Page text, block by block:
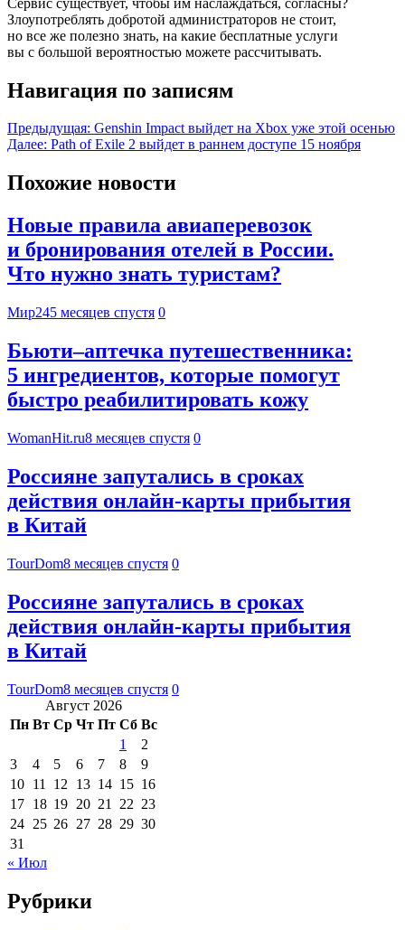
Злоупотреблять добротой администраторов не стоит,
но все же полезно знать, на какие бесплатные услуги
вы с большой вероятностью можете рассчитывать.
Навигация по записям
Предыдущая: Genshin Impact выйдет на Xbox уже этой осенью
Далее: Path of Exile 2 выйдет в раннем доступе 15 ноября
Похожие новости
Новые правила авиаперевозок
и бронирования отелей в России.
Что нужно знать туристам?
Мир245 месяцев спустя 0
Бьюти–аптечка путешественника:
5 ингредиентов, которые помогут
быстро реабилитировать кожу
WomanHit.ru8 месяцев спустя 0
Россияне запутались в сроках
действия онлайн-карты прибытия
в Китай
TourDom8 месяцев спустя 0
Россияне запутались в сроках
действия онлайн-карты прибытия
в Китай
TourDom8 месяцев спустя 0
Август 2026
Пн Вт Ср Чт Пт Сб Вс
1
2
3
4 5 6 7 8
9
10 11 12 13 14 15 16
17 18 19 20 21 22 23
24 25 26 27 28 29 30
31
« Июл
Рубрики